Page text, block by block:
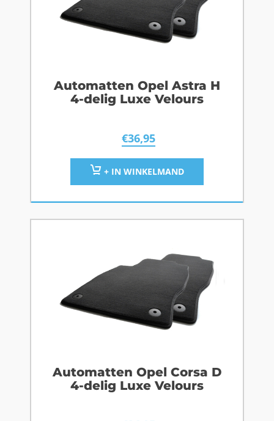
Automatten Opel Astra H
4-delig Luxe Velours
€36,95
+ IN WINKELMAND
Automatten Opel Corsa D
4-delig Luxe Velours